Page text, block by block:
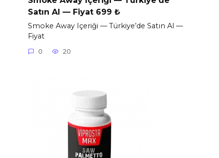
Satın Al — Fiyat 699 ₺
Smoke Away Içeriği — Türkiye’de Satın Al —
Fiyat
0 20